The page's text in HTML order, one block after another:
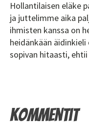
Hollantilaisen eläke
ja juttelimme aika
ihmisten kanssa on
heidänkään
sopivan hitaasti,
Kommentit